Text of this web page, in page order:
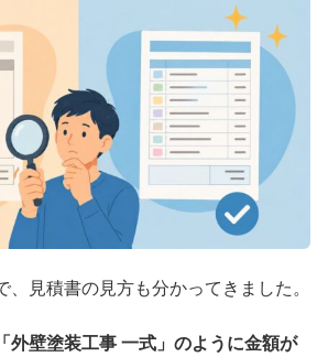
、見積書の見方も分かってきました。
「外壁塗装工事 一式」のように金額が